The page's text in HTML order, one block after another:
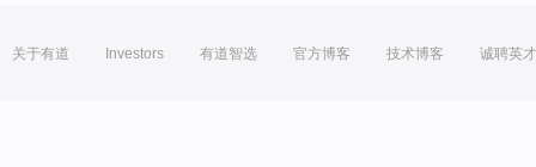
关于有道 Investors 有道智选 官方博客 技术博客 诚聘英才